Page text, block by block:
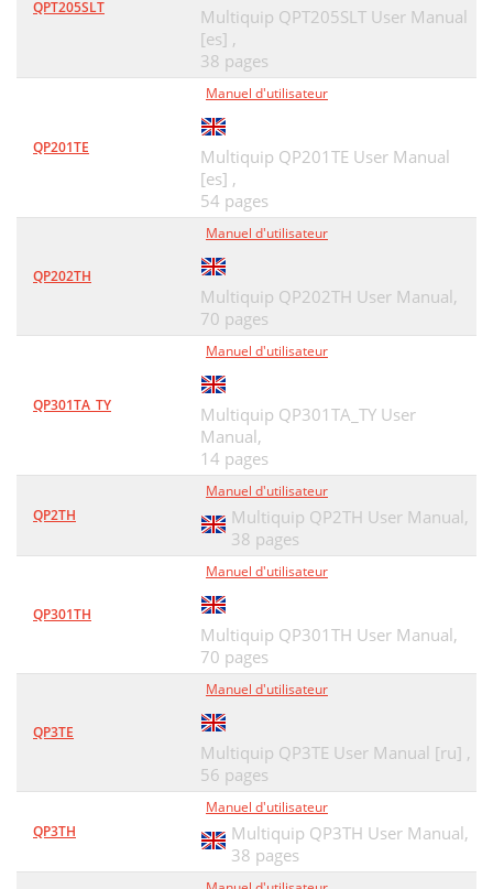
QPT205SLT
Multiquip QPT205SLT User Manual
[es] ,
38 pages
QP201TE
Manuel d'utilisateur
Multiquip QP201TE User Manual
[es] ,
54 pages
QP202TH
Manuel d'utilisateur
Multiquip QP202TH User Manual,
70 pages
QP301TA_TY
Manuel d'utilisateur
Multiquip QP301TA_TY User
Manual,
14 pages
QP2TH
Manuel d'utilisateur
Multiquip QP2TH User Manual,
38 pages
QP301TH
Manuel d'utilisateur
Multiquip QP301TH User Manual,
70 pages
QP3TE
Manuel d'utilisateur
Multiquip QP3TE User Manual [ru] ,
56 pages
QP3TH
Manuel d'utilisateur
Multiquip QP3TH User Manual,
38 pages